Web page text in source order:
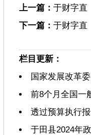
上一篇： 于财字直
下一篇： 于财字直
栏目更新：
国家发展改革
前8个月全国一
透过预算执行
于田县2024年